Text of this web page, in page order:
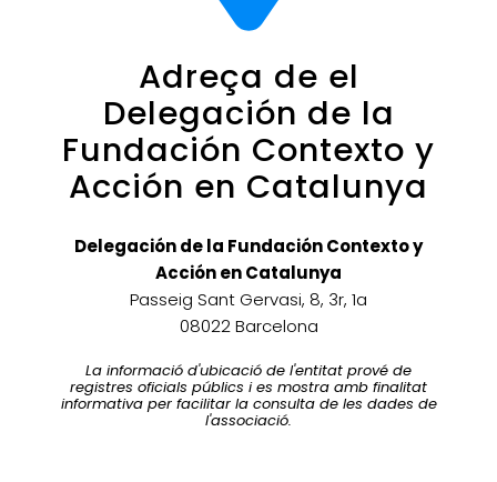
Adreça de el
Delegación de la
Fundación Contexto y
Acción en Catalunya
Delegación de la Fundación Contexto y
Acción en Catalunya
Passeig Sant Gervasi, 8, 3r, 1a
08022 Barcelona
La informació d'ubicació de l'entitat prové de
registres oficials públics i es mostra amb finalitat
informativa per facilitar la consulta de les dades de
l'associació.